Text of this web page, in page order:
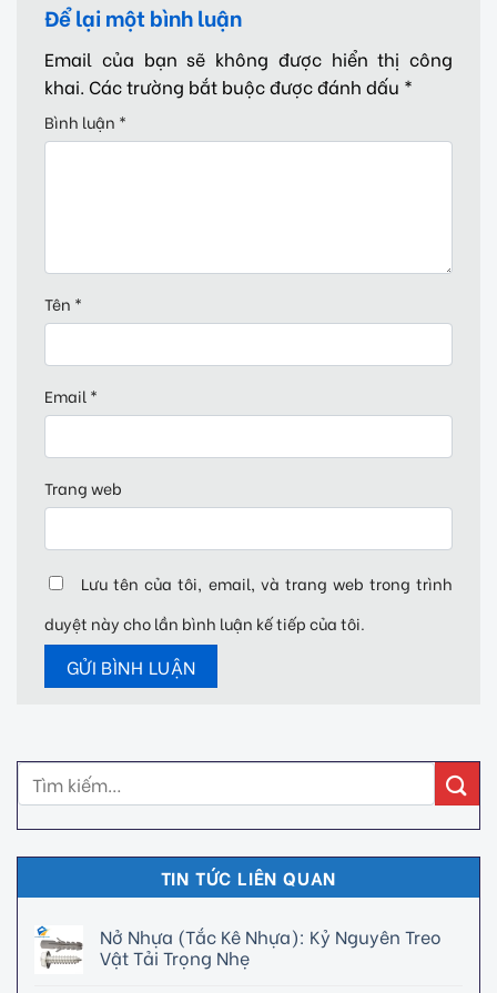
Để lại một bình luận
Email của bạn sẽ không được hiển thị công
khai. Các trường bắt buộc được đánh dấu *
Bình luận *
Tên *
Email*
Trang web
Lưu tên của tôi, email, và trang web trong trình
duyệt này cho lần bình luận kế tiếp của tôi.
TIN TỨC LIÊN QUAN
Nở Nhựa (Tắc Kê Nhựa): Kỷ Nguyên Treo
Vật Tải Trọng Nhẹ